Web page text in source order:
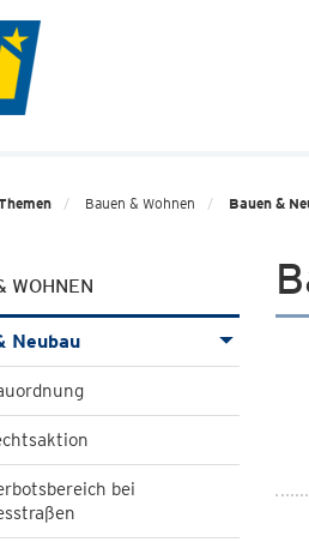
Bauen & Wohnen Bauen &
WOHNEN
Neubau
bei